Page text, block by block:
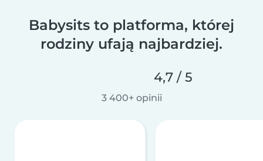
Babysits to platforma, której
rodziny ufają najbardziej.
4,7 / 5
3 400+ opinii